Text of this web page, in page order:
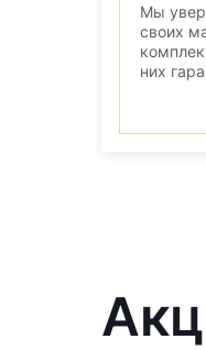
Мы
своих
них